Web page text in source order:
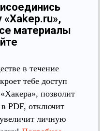
материалы
в течение
тебе доступ
позволит
PDF, отключит
личную